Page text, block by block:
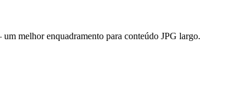
melhor enquadramento para conteúdo JPG largo.